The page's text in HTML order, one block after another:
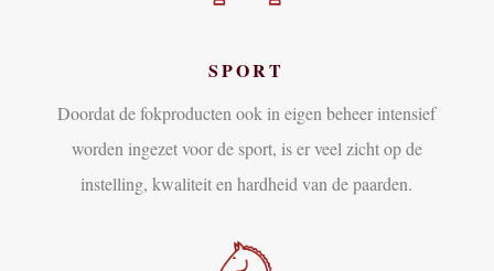
SPORT
Doordat de fokproducten ook in eigen beheer intensief
worden ingezet voor de sport, is er veel zicht op de
instelling, kwaliteit en hardheid van de paarden.